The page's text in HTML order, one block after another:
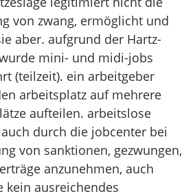
von zwang, ermöglicht und
aber. aufgrund der Hartz-
mini- und midi-jobs
(teilzeit). ein arbeitgeber
arbeitsplatz auf mehrere
aufteilen. arbeitslose
durch die jobcenter bei
von sanktionen, gezwungen,
anzunehmen, auch
kein ausreichendes